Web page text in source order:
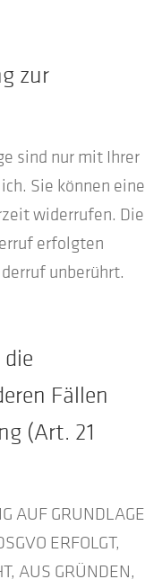
zur
sind nur mit Ihrer
Sie können eine
widerrufen. Die
erfolgten
unberührt.
Fällen
(Art. 21
AUF GRUNDLAGE
ERFOLGT,
AUS GRÜNDEN,